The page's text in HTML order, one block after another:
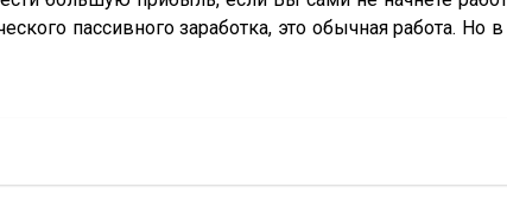
пассивного заработка, это обычная работа.